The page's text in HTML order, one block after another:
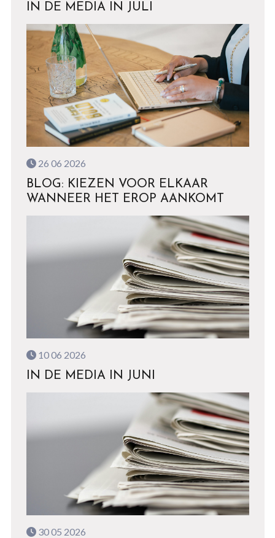
IN DE MEDIA IN JULI
26 06 2026
BLOG: KIEZEN VOOR ELKAAR
WANNEER HET EROP AANKOMT
10 06 2026
IN DE MEDIA IN JUNI
30 05 2026